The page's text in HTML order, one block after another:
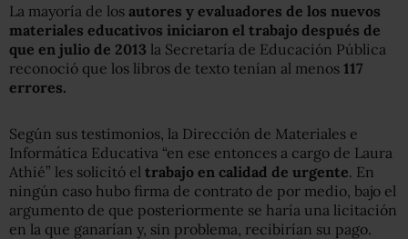
La mayoría de los autores y evaluadores de los nuevos
materiales educativos iniciaron el trabajo después de
que en julio de 2013 la Secretaría de Educación Pública
reconoció que los libros de texto tenían al menos 117
errores.
Según sus testimonios, la Dirección de Materiales e
Informática Educativa “en ese entonces a cargo de Laura
Athié” les solicitó el trabajo en calidad de urgente. En
ningún caso hubo firma de contrato de por medio, bajo el
argumento de que posteriormente se haría una licitación
en la que ganarían y, sin problema, recibirían su pago.